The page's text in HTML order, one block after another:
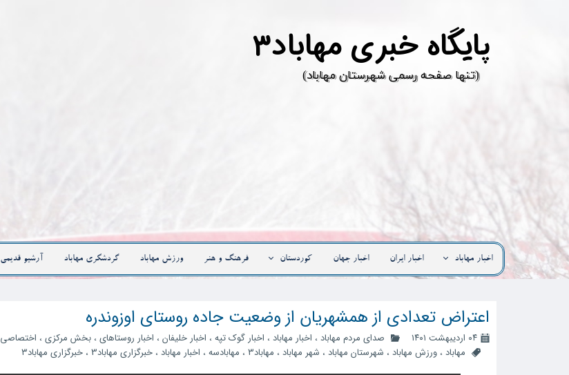
پ
​(تنها صفحه رسمی شهرستان مهاباد)
اخبار مهاباد اخبار ایران اخبار جهان کوردستان فرهنگ و هنر ورزش مهاباد گردشگری مهاباد آرشیو قدیمی
اعتراض تعدادی از همشهریان از وضعیت جاده روستای اوزوندره
۰۴ اردیبهشت ۱۴۰۱ صدای مردم مهاباد ، اخبار مهاباد ، اخبار گوک تپه ، اخبار خلیفان ، اخبار روستاهای ،بخش مرکزی ، اختصاصی
مهاباد ،ورزش مهاباد ، شهرستان مهاباد ، شهر مهاباد ، مهاباد3 ، مهابادسه ، اخبار مهاباد ،خبرگزاری مهاباد3 ،خبرگزاری مهاباد۳